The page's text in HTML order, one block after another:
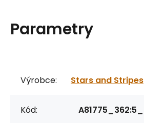
Parametry
Výrobce: Stars and Stripes
Kód: A81775_362:5_